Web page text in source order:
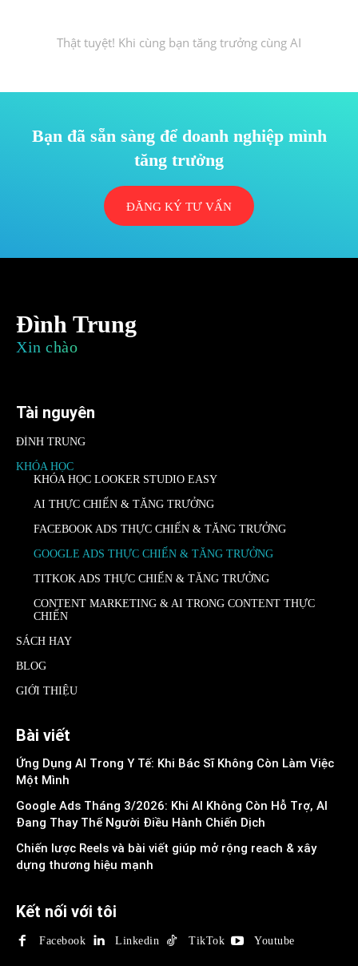
Thật tuyệt! Khi cùng bạn tăng trưởng cùng AI
Bạn đã sẵn sàng để doanh nghiệp mình
tăng trưởng
ĐĂNG KÝ TƯ VẤN
Đình Trung
Xin chào
Tài nguyên
ĐÌNH TRUNG
KHÓA HỌC
KHÓA HỌC LOOKER STUDIO EASY
AI THỰC CHIẾN & TĂNG TRƯỞNG
FACEBOOK ADS THỰC CHIẾN & TĂNG TRƯỞNG
GOOGLE ADS THỰC CHIẾN & TĂNG TRƯỞNG
TITKOK ADS THỰC CHIẾN & TĂNG TRƯỞNG
CONTENT MARKETING & AI TRONG CONTENT THỰC
CHIẾN
SÁCH HAY
BLOG
GIỚI THIỆU
Bài viết
Ứng Dụng AI Trong Y Tế: Khi Bác Sĩ Không Còn Làm Việc
Một Mình
Google Ads Tháng 3/2026: Khi AI Không Còn Hỗ Trợ, AI
Đang Thay Thế Người Điều Hành Chiến Dịch
Chiến lược Reels và bài viết giúp mở rộng reach & xây
dựng thương hiệu mạnh
Kết nối với tôi
Facebook Linkedin TikTok Youtube